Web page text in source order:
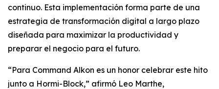
continuo. Esta implementación forma parte de una
estrategia de transformación digital a largo plazo
diseñada para maximizar la productividad y
preparar el negocio para el futuro.
“Para Command Alkon es un honor celebrar este hito
junto a Hormi-Block,” afirmó Leo Marthe,